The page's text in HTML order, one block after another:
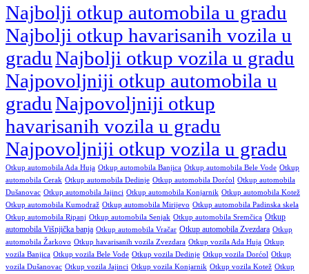
Najbolji otkup automobila u gradu
Najbolji otkup havarisanih vozila u
graduNajbolji otkup vozila u gradu
Najpovoljniji otkup automobila u
graduNajpovoljniji otkup
havarisanih vozila u gradu
Najpovoljniji otkup vozila u gradu
Otkup automobila Ada Huja Otkup automobila Banjica Otkup automobila Bele Vode Otkup
automobila Cerak Otkup automobila Dedinje Otkup automobila Dorćol Otkup automobila
Dušanovac Otkup automobila Jajinci Otkup automobila Konjarnik Otkup automobila Kotež
Otkup automobila Kumodraž Otkup automobila Mirijevo Otkup automobila Padinska skela
Otkup automobila Ripanj Otkup automobila Senjak Otkup automobila Sremčica Otkup
automobila Višnjička banja Otkup automobila Vračar Otkup automobila Zvezdara Otkup
automobila Žarkovo Otkup havarisanih vozila Zvezdara Otkup vozila Ada Huja Otkup
vozila Banjica Otkup vozila Bele Vode Otkup vozila Dedinje Otkup vozila Dorćol Otkup
vozila Dušanovac Otkup vozila Jajinci Otkup vozila Konjarnik Otkup vozila Kotež Otkup